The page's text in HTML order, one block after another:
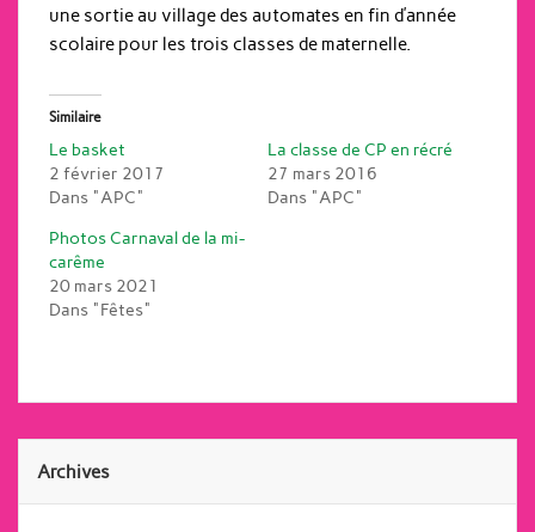
une sortie au village des automates en fin d’année
scolaire pour les trois classes de maternelle.
Similaire
Le basket
2 février 2017
Dans "APC"
La classe de CP en récré
27 mars 2016
Dans "APC"
Photos Carnaval de la mi-
carême
20 mars 2021
Dans "Fêtes"
Archives